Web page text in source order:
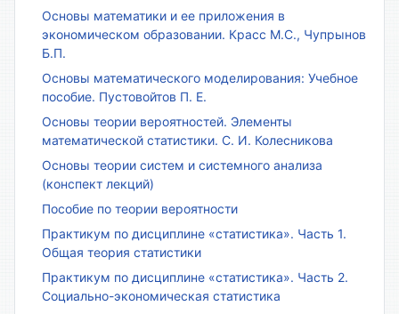
Основы математики и ее приложения в
экономическом образовании. Красс М.С., Чупрынов
Б.П.
Основы математического моделирования: Учебное
пособие. Пустовойтов П. Е.
Основы теории вероятностей. Элементы
математической статистики. С. И. Колесникова
Основы теории систем и системного анализа
(конспект лекций)
Пособие по теории вероятности
Практикум по дисциплине «статистика». Часть 1.
Общая теория статистики
Практикум по дисциплине «статистика». Часть 2.
Социально-экономическая статистика